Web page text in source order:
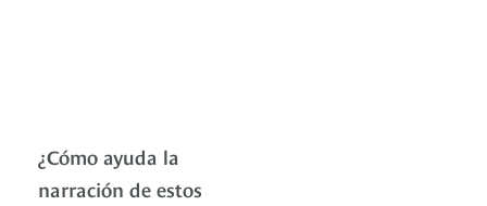
¿Cómo ayuda la
narración de estos